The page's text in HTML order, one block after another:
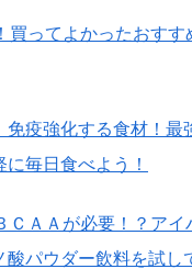
買ってよかったおすす
免疫強化する食材！最
毎日食べよう！
ＣＡＡが必要！？アイ
酸パウダー飲料を試し